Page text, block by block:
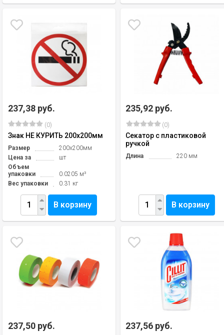
237,38 руб.
(0)
Знак НЕ КУРИТЬ 200х200мм
Размер
200х200мм
Цена за
шт
Объем
упаковки
0.0205 м³
Вес упаковки
0.31 кг
В корзину
235,92 руб.
(0)
Секатор с пластиковой
ручкой
Длина 220 мм
В корзину
237,50 руб. 237,56 руб.